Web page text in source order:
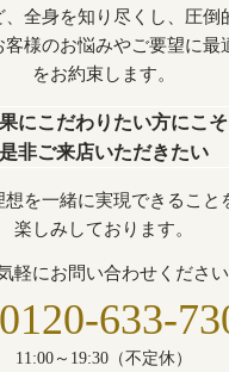
、全身を知り尽くし、圧倒
客様のお悩みやご要望に最
をお約束します。
にこだわりたい方にこそ
是非ご来店いただきたい
想を一緒に実現できること
楽しみしております。
軽にお問い合わせください
0120-633-
11:00～19:30（不定休）